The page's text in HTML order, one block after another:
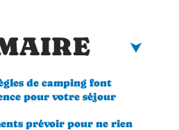
de camping font
pour votre séjour
prévoir pour ne rien